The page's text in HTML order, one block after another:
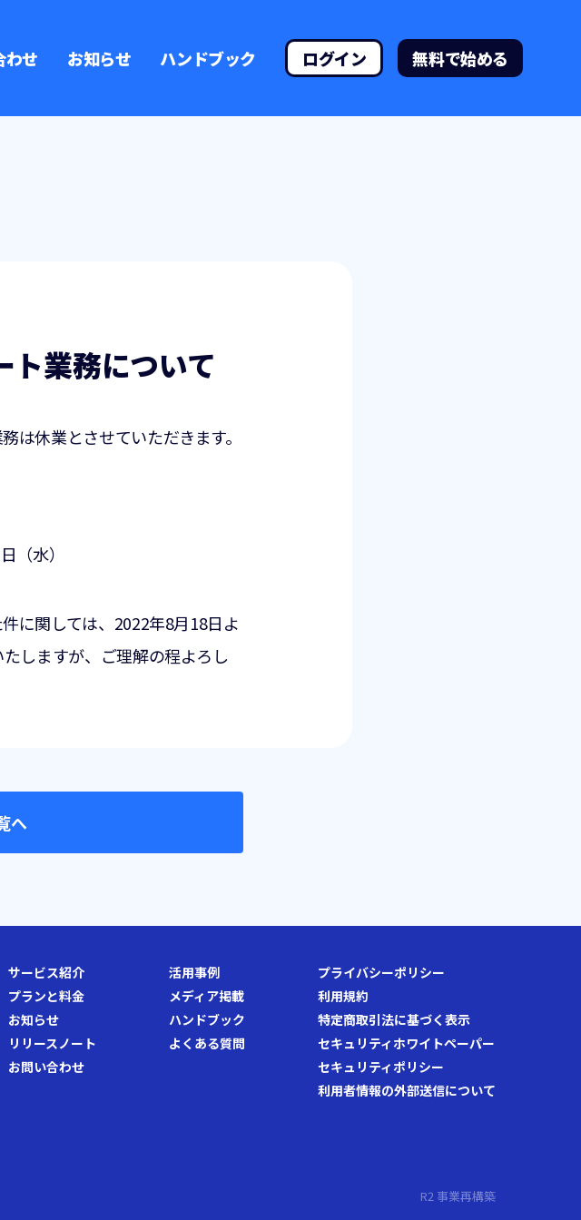
わせ お知らせ ハンドブック ログイン 無料で始める
ト業務について
は休業とさせていただきます。
（水）
に関しては、2022年8月18日よ
しますが、ご理解の程よろし
へ
サービス紹介
プランと料金
お知らせ
リリースノート
お問い合わせ
活用事例
メディア掲載
ハンドブック
よくある質問
プライバシーポリシー
利用規約
特定商取引法に基づく表示
セキュリティホワイトペーパー
セキュリティポリシー
利用者情報の外部送信について
R2 事業再構築